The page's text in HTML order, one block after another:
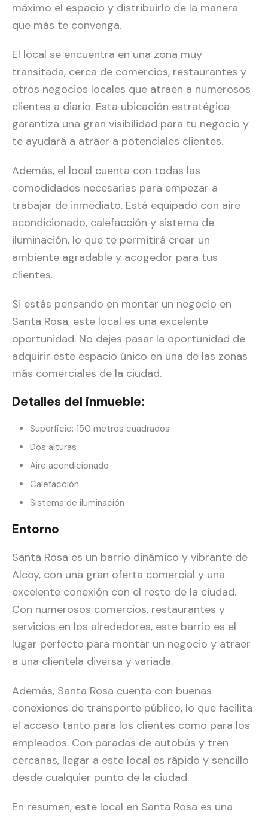
máximo el espacio y distribuirlo de la manera
que más te convenga.
El local se encuentra en una zona muy
transitada, cerca de comercios, restaurantes y
otros negocios locales que atraen a numerosos
clientes a diario. Esta ubicación estratégica
garantiza una gran visibilidad para tu negocio y
te ayudará a atraer a potenciales clientes.
Además, el local cuenta con todas las
comodidades necesarias para empezar a
trabajar de inmediato. Está equipado con aire
acondicionado, calefacción y sistema de
iluminación, lo que te permitirá crear un
ambiente agradable y acogedor para tus
clientes.
Si estás pensando en montar un negocio en
Santa Rosa, este local es una excelente
oportunidad. No dejes pasar la oportunidad de
adquirir este espacio único en una de las zonas
más comerciales de la ciudad.
Detalles del inmueble:
Superficie: 150 metros cuadrados
Dos alturas
Aire acondicionado
Calefacción
Sistema de iluminación
Entorno
Santa Rosa es un barrio dinámico y vibrante de
Alcoy, con una gran oferta comercial y una
excelente conexión con el resto de la ciudad.
Con numerosos comercios, restaurantes y
servicios en los alrededores, este barrio es el
lugar perfecto para montar un negocio y atraer
a una clientela diversa y variada.
Además, Santa Rosa cuenta con buenas
conexiones de transporte público, lo que facilita
el acceso tanto para los clientes como para los
empleados. Con paradas de autobús y tren
cercanas, llegar a este local es rápido y sencillo
desde cualquier punto de la ciudad.
En resumen, este local en Santa Rosa es una